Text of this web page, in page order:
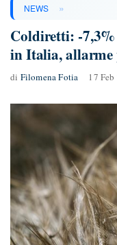
NEWS »
Coldiretti: -7,3%
in Italia, allarme
di Filomena Fotia 17